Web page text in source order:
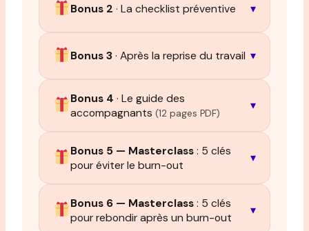
Bonus 2 · La checklist préventive ▾
Bonus 3· Après la reprise du travail ▾
Bonus 4 · Le guide des
accompagnants (12 pages PDF)
▾
Bonus 5 — Masterclass: 5 clés
pour éviter le burn-out
▾
Bonus 6 — Masterclass: 5 clés
pour rebondir après un burn-out
▾